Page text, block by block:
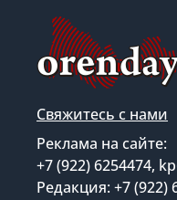
Свяжитесь с нами
Реклама на сайте:
+7 (922) 6254474,
Редакция: +7 (922)